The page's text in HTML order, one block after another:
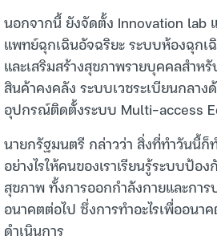
นอกจากนี้ ยังจัดตั้ง Innovation lab
แพทย์ฉุกเฉินอัจฉริยะ ระบบห้องฉุกเ
และเสริมสร้างสุขภาพรายบุคคลสำห
สินค้าคงคลัง ระบบเวชระเบียนกลา
อุปกรณ์ติดตั้งระบบ Multi-access
นายกรัฐมนตรี กล่าวว่า สิ่งที่ทำวันนี้ก็
อย่างไรให้คนของเราเรียนรู้ระบบป้
สุขภาพ ทั้งการออกกำลังกายและกา
อนาคตต่อไป ซึ่งการทำอะไรเพื่ออนา
ดำเนินการ